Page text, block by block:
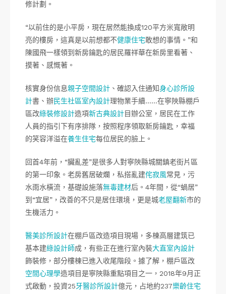
修計劃。
“以前住的是小平房，現在居然能換成120平方米寬敞明
亮的樓房，這真是以前想都不健康住宅敢想的事情。”和
陳國飛一樣領到新房鑰匙的居民羅祥華在新房里看著、
摸著、感慨著。
核實身份信息親子空間設計 、確認入住通知身心診所設
計書、辦民生社區室內設計理物業手續……在寧陜縣棚戶
區改綠裝修設計造項新古典設計目辦公室，居民在工作
人員的指引下有序排隊，按照程序領取新房鑰匙，幸福
的笑容洋溢在養生住宅每位居民的臉上。
回首4年前，“臟亂差”是很多人對寧陜縣城關鎮老街片區
的第一印象。老房舊居破爛，私搭亂建侘寂風常見，污
水雨水橫流，基礎設施落無毒建材后。4年間，從“蝸居”
到“宜居”，改善的不只是居住環境，更是城老屋翻新市的
生機活力。
醫美診所設計在棚戶區改造項目現場，多棟高層建筑已
基本建綠設計師成，有些正在進行室內裝大直室內設計
飾裝修，部分樓棟已進入收尾階段。據了解，棚戶區改
空間心理學造項目是寧陜縣重點項目之一，2018年9月正
式啟動，投資25牙醫診所設計億元，占地約237樂齡住宅